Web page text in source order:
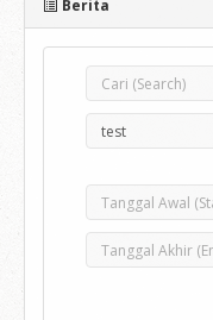
Berita